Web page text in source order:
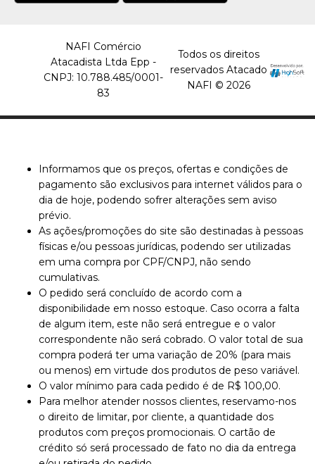
NAFI Comércio
Atacadista Ltda Epp -
CNPJ: 10.788.485/0001-
83
Todos os direitos
reservados Atacado
NAFI © 2026
Informamos que os preços, ofertas e condições de
pagamento são exclusivos para internet válidos para o
dia de hoje, podendo sofrer alterações sem aviso
prévio.
As ações/promoções do site são destinadas à pessoas
físicas e/ou pessoas jurídicas, podendo ser utilizadas
em uma compra por CPF/CNPJ, não sendo
cumulativas.
O pedido será concluído de acordo com a
disponibilidade em nosso estoque. Caso ocorra a falta
de algum item, este não será entregue e o valor
correspondente não será cobrado. O valor total de sua
compra poderá ter uma variação de 20% (para mais
ou menos) em virtude dos produtos de peso variável.
O valor mínimo para cada pedido é de R$ 100,00.
Para melhor atender nossos clientes, reservamo-nos
o direito de limitar, por cliente, a quantidade dos
produtos com preços promocionais. O cartão de
crédito só será processado de fato no dia da entrega